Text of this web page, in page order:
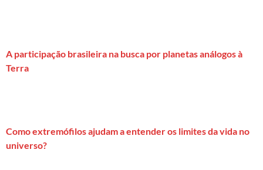
A participação brasileira na busca por planetas análogos à
Terra
Como extremófilos ajudam a entender os limites da vida no
universo?